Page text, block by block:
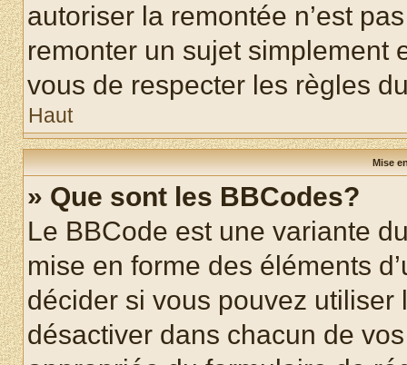
autoriser la remontée n’est
remonter un sujet simplement
vous de respecter les règles
Haut
Mise
» Que sont les BBCodes?
Le BBCode est une variante
mise en forme des éléments
décider si vous pouvez
désactiver dans chacun de